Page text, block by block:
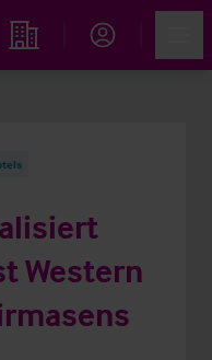
Immobiliensuche
Western